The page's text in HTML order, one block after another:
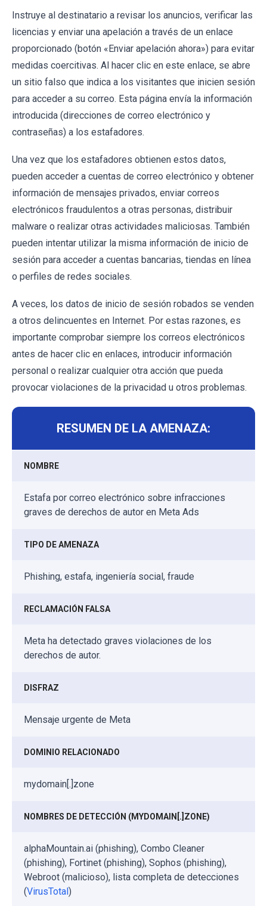
Instruye al destinatario a revisar los anuncios, verificar las
licencias y enviar una apelación a través de un enlace
proporcionado (botón «Enviar apelación ahora») para evitar
medidas coercitivas. Al hacer clic en este enlace, se abre
un sitio falso que indica a los visitantes que inicien sesión
para acceder a su correo. Esta página envía la información
introducida (direcciones de correo electrónico y
contraseñas) a los estafadores.
Una vez que los estafadores obtienen estos datos,
pueden acceder a cuentas de correo electrónico y obtener
información de mensajes privados, enviar correos
electrónicos fraudulentos a otras personas, distribuir
malware o realizar otras actividades maliciosas. También
pueden intentar utilizar la misma información de inicio de
sesión para acceder a cuentas bancarias, tiendas en línea
o perfiles de redes sociales.
A veces, los datos de inicio de sesión robados se venden
a otros delincuentes en Internet. Por estas razones, es
importante comprobar siempre los correos electrónicos
antes de hacer clic en enlaces, introducir información
personal o realizar cualquier otra acción que pueda
provocar violaciones de la privacidad u otros problemas.
RESUMEN DE LA AMENAZA:
NOMBRE
Estafa por correo electrónico sobre infracciones
graves de derechos de autor en Meta Ads
TIPO DE AMENAZA
Phishing, estafa, ingeniería social, fraude
RECLAMACIÓN FALSA
Meta ha detectado graves violaciones de los
derechos de autor.
DISFRAZ
Mensaje urgente de Meta
DOMINIO RELACIONADO
mydomain[.]zone
NOMBRES DE DETECCIÓN (MYDOMAIN[.]ZONE)
alphaMountain.ai (phishing), Combo Cleaner
(phishing), Fortinet (phishing), Sophos (phishing),
Webroot (malicioso), lista completa de detecciones
(VirusTotal)